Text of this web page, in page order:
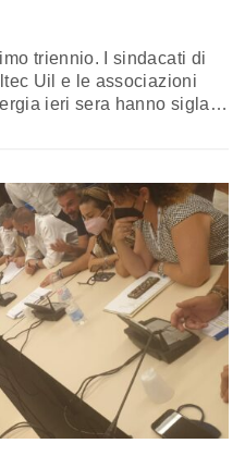
triennio. I sindacati di
Uil e le associazioni
ieri sera hanno siglato